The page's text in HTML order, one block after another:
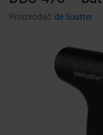
Proizvođač: de Soutter